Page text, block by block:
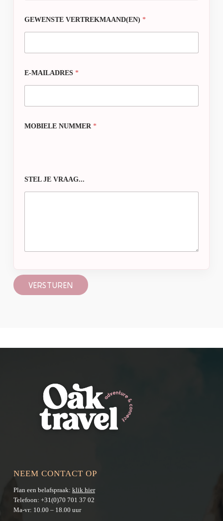
GEWENSTE VERTREKMAAND(EN)*
E-MAILADRES*
MOBIELE NUMMER*
STEL JE VRAAG...
VERSTUREN
NEEM CONTACT OP
Plan een belafspraak: klik hier
Telefoon: +31(0)70 701 37 02
Ma-vr: 10.00 – 18.00 uur